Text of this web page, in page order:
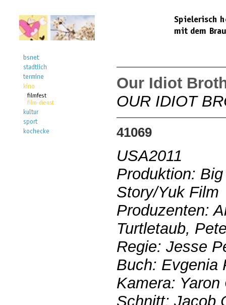
Our Idiot
OUR IDIOT
41069
USA2011
Produktion:
Story/Yuk Film
Produzenten:
Turtletaub,
Regie: Jesse
Buch: Evgenia
Kamera: Yaron
Schnitt: Jacob